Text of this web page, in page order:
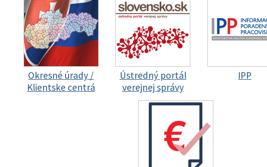
Okresné úrady /
Klientske centrá
Ústredný portál
verejnej správy
IPP